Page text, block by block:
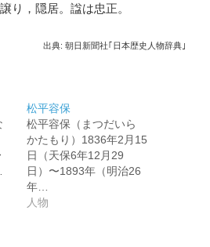
り，隠居。諡は忠正。
出典: 朝日新聞社｢日本歴史人物辞典｣
松平容保
松平容保（まつだいら
かたもり）1836年2月15
日（天保6年12月29
日）〜1893年（明治26
年…
人物